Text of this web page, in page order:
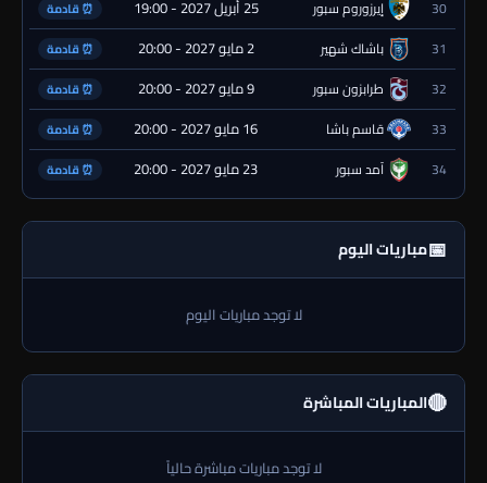
30 إيرزوروم سبور 25 أبريل 2027 - 19:00 ⏰ قادمة
31 باشاك شهير 2 مايو 2027 - 20:00 ⏰ قادمة
32 طرابزون سبور 9 مايو 2027 - 20:00 ⏰ قادمة
33 قاسم باشا 16 مايو 2027 - 20:00 ⏰ قادمة
34 آمد سبور 23 مايو 2027 - 20:00 ⏰ قادمة
📅مباريات اليوم
لا توجد مباريات اليوم
🔴المباريات المباشرة
لا توجد مباريات مباشرة حالياً